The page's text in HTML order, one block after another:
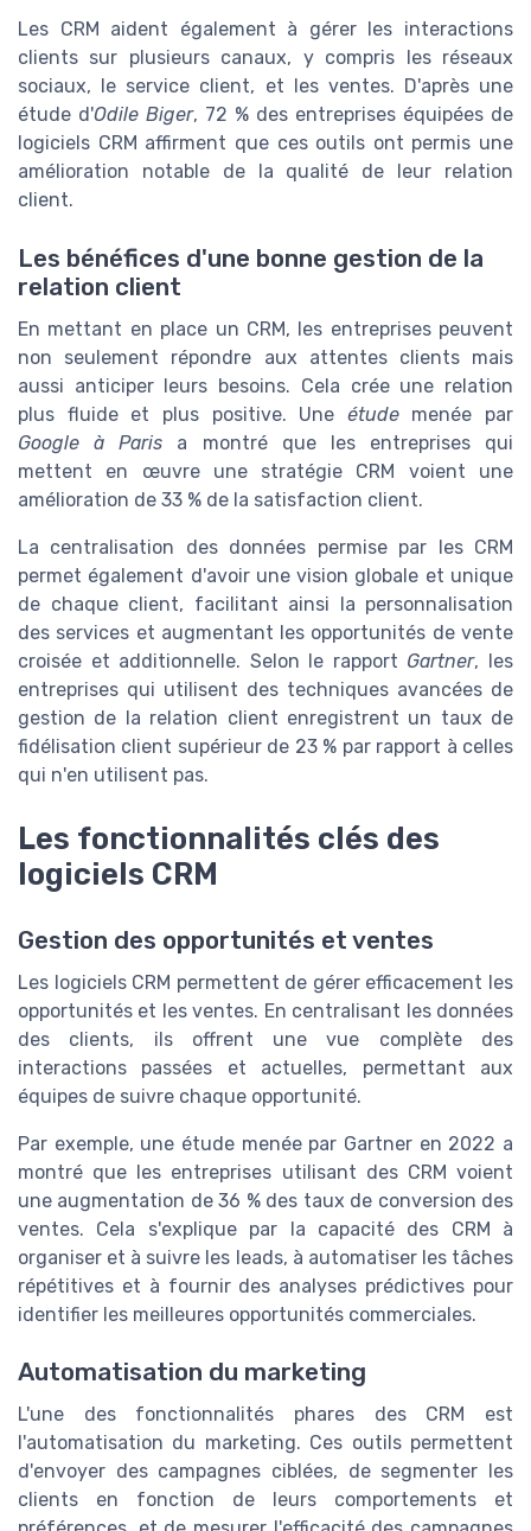
Les CRM aident également à gérer les interactions
clients sur plusieurs canaux, y compris les réseaux
sociaux, le service client, et les ventes. D'après une
étude d'Odile Biger, 72 % des entreprises équipées de
logiciels CRM affirment que ces outils ont permis une
amélioration notable de la qualité de leur relation
client.
Les bénéfices d'une bonne gestion de la
relation client
En mettant en place un CRM, les entreprises peuvent
non seulement répondre aux attentes clients mais
aussi anticiper leurs besoins. Cela crée une relation
plus fluide et plus positive. Une étudemenée par
Google à Paris a montré que les entreprises qui
mettent en œuvre une stratégie CRM voient une
amélioration de 33 % de la satisfaction client.
La centralisation des données permise par les CRM
permet également d'avoir une vision globale et unique
de chaque client, facilitant ainsi la personnalisation
des services et augmentant les opportunités de vente
croisée et additionnelle. Selon le rapport Gartner, les
entreprises qui utilisent des techniques avancées de
gestion de la relation client enregistrent un taux de
fidélisation client supérieur de 23 % par rapport à celles
qui n'en utilisent pas.
Les fonctionnalités clés des
logiciels CRM
Gestion des opportunités et ventes
Les logiciels CRM permettent de gérer efficacement les
opportunités et les ventes. En centralisant les données
des clients, ils offrent une vue complète des
interactions passées et actuelles, permettant aux
équipes de suivre chaque opportunité.
Par exemple, une étude menée par Gartner en 2022 a
montré que les entreprises utilisant des CRM voient
une augmentation de 36 % des taux de conversion des
ventes. Cela s'explique par la capacité des CRM à
organiser et à suivre les leads, à automatiser les tâches
répétitives et à fournir des analyses prédictives pour
identifier les meilleures opportunités commerciales.
Automatisation du marketing
L'une des fonctionnalités phares des CRM est
l'automatisation du marketing. Ces outils permettent
d'envoyer des campagnes ciblées, de segmenter les
clients en fonction de leurs comportements et